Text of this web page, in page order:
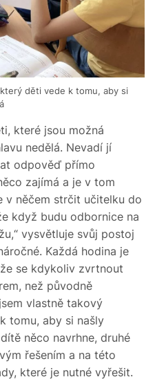
děti vede k tomu, aby si
které jsou možná
nedělá. Nevadí jí
odpověď přímo
zajímá a je v tom
v něčem strčit učitelku do
když budu odbornice na
vysvětluje svůj postoj
Každá hodina je
se kdykoliv zvrtnout
než původně
vlastně takový
tomu, aby si našly
něco navrhne, druhé
řešením a na této
které je nutné vyřešit.